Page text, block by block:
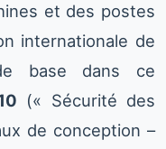
et des postes
internationale de
base dans ce
(« Sécurité des
de conception –